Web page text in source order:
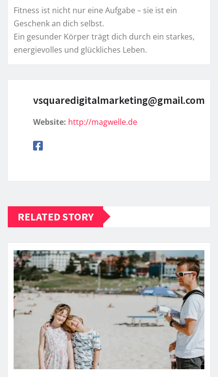
Fitness ist nicht nur eine Aufgabe – sie ist ein
Geschenk an dich selbst.
Ein gesunder Körper trägt dich durch ein starkes,
energievolles und glückliches Leben.
vsquaredigitalmarketing@gmail.com
Website: http://magwelle.de
RELATED STORY